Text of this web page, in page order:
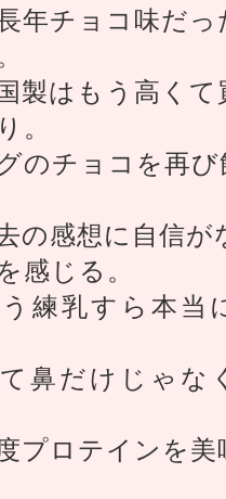
年チョコ味だ
製はもう高く
。
のチョコを再
の感想に自信が
感じる。
練乳すら本当
鼻だけじゃな
プロテインを